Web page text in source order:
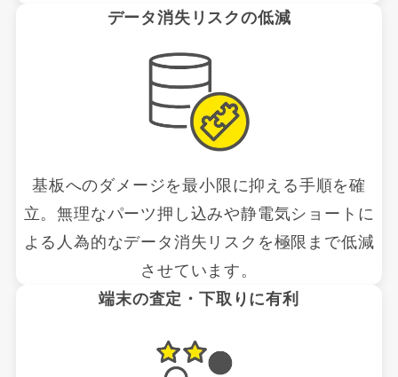
データ消失リスクの低減
基板へのダメージを最小限に抑える手順を確
立。無理なパーツ押し込みや静電気ショートに
よる人為的なデータ消失リスクを極限まで低減
させています。
端末の査定・下取りに有利